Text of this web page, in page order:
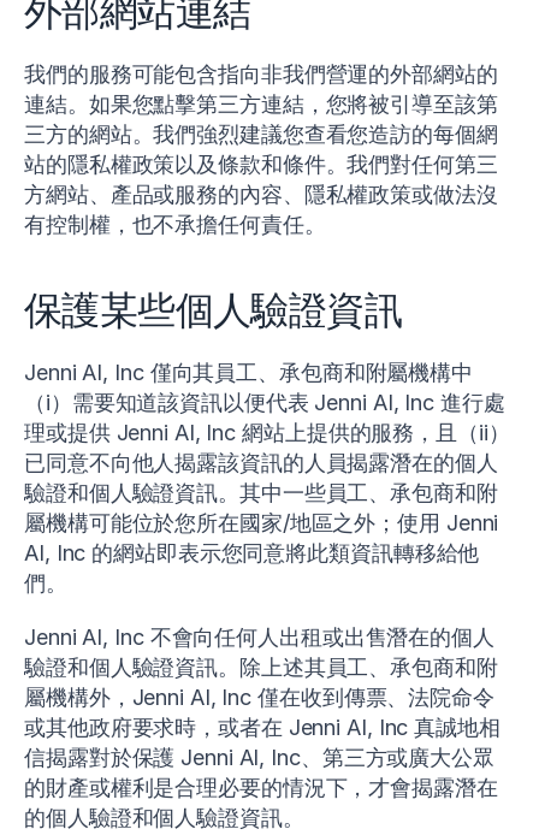
外部網站連結
我們的服務可能包含指向非我們營運的外部網站的
連結。如果您點擊第三方連結，您將被引導至該第
三方的網站。我們強烈建議您查看您造訪的每個網
站的隱私權政策以及條款和條件。我們對任何第三
方網站、產品或服務的內容、隱私權政策或做法沒
有控制權，也不承擔任何責任。
保護某些個人驗證資訊
Jenni AI, Inc 僅向其員工、承包商和附屬機構中
（i）需要知道該資訊以便代表 Jenni AI, Inc 進行處
理或提供 Jenni AI, Inc 網站上提供的服務，且（ii）
已同意不向他人揭露該資訊的人員揭露潛在的個人
驗證和個人驗證資訊。其中一些員工、承包商和附
屬機構可能位於您所在國家/地區之外；使用 Jenni
AI, Inc 的網站即表示您同意將此類資訊轉移給他
們。
Jenni AI, Inc 不會向任何人出租或出售潛在的個人
驗證和個人驗證資訊。除上述其員工、承包商和附
屬機構外，Jenni AI, Inc 僅在收到傳票、法院命令
或其他政府要求時，或者在 Jenni AI, Inc 真誠地相
信揭露對於保護 Jenni AI, Inc、第三方或廣大公眾
的財產或權利是合理必要的情況下，才會揭露潛在
的個人驗證和個人驗證資訊。